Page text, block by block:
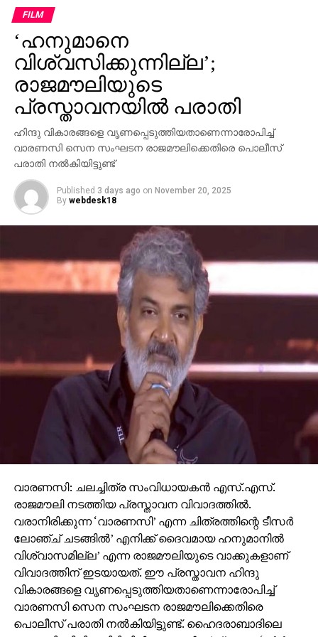
ഗോവിന്ദന് മാത്രമേ കഴിയൂവെന്നും വി.ഡി സതീശന്‍
പരിഹസിച്ചു. എന്തുകൊണ്ട് ദേവസ്വം ബോര്‍ഡ്
പോറ്റിക്കെതിരെ പരാതി നല്‍കിയില്ലെന്നും പോറ്റി
കുടുങ്ങിയാല്‍ പലരും കുടുങ്ങും എന്ന് സിപിഎമ്മിന്
അറിയാമായിരുന്നുവെന്നും അദ്ദേഹം കൂട്ടിച്ചേര്‍ത്തു.
FILM
‘ഹനുമാനെ
വിശ്വസിക്കുന്നില്ല’;
രാജമൗലിയുടെ
പ്രസ്താവനയില്‍ പരാതി
ഹിന്ദു വികാരങ്ങളെ വൃണപ്പെടുത്തിയതാണെന്നാരോപിച്ച്
വാരണസി സെന സംഘടന രാജമൗലിക്കെതിരെ പൊലീസ്
പരാതി നല്‍കിയിട്ടുണ്ട്
Published 3 days ago on November 20, 2025
By webdesk18
വാരണസി: ചലച്ചിത്ര സംവിധായകന്‍ എസ്.എസ്.
രാജമൗലി നടത്തിയ പ്രസ്താവന വിവാദത്തില്‍.
വരാനിരിക്കുന്ന ‘വാരണസി’ എന്ന ചിത്രത്തിന്റെ ടീസര്‍
ലോഞ്ച് ചടങ്ങില്‍’ എനിക്ക് ദൈവമായ ഹനുമാനില്‍
വിശ്വാസമില്ല’ എന്ന രാജമൗലിയുടെ വാക്കുകളാണ്
വിവാദത്തിന് ഇടയായത്. ഈ പ്രസ്താവന ഹിന്ദു
വികാരങ്ങളെ വൃണപ്പെടുത്തിയതാണെന്നാരോപിച്ച്
വാരണസി സെന സംഘടന രാജമൗലിക്കെതിരെ
പൊലീസ് പരാതി നല്‍കിയിട്ടുണ്ട്. ഹൈദരാബാദിലെ